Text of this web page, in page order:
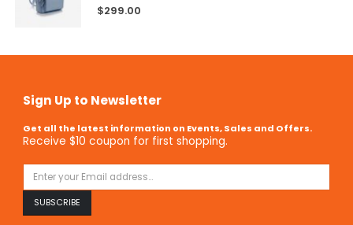
5.00out of 5
$299.00
Sign Up to Newsletter
Get all the latest information on Events, Sales and Offers.
Receive $10 coupon for first shopping.